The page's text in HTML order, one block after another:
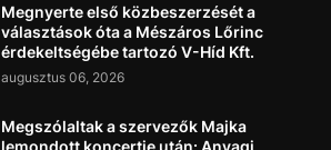
Megnyerte első közbeszerzését a
választások óta a Mészáros Lőrinc
érdekeltségébe tartozó V-Híd Kft.
augusztus 06, 2026
Megszólaltak a szervezők Majka
lemondott koncertje után: Anyagi